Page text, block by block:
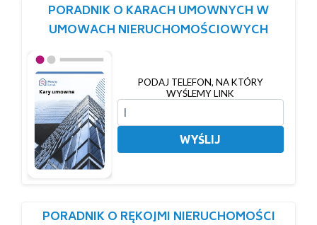
PORADNIK O KARACH UMOWNYCH W
UMOWACH NIERUCHOMOŚCIOWYCH
PODAJ TELEFON, NA KTÓRY
WYŚLEMY LINK
WYŚLIJ
PORADNIK O RĘKOJMI NIERUCHOMOŚCI